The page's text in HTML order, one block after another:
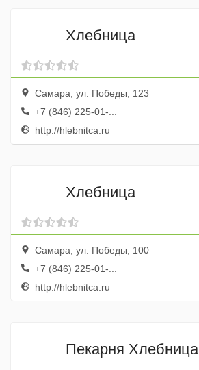
Хлебница
Самара, ул. Победы, 123
+7 (846) 225-01-...
http://hlebnitca.ru
Хлебница
Самара, ул. Победы, 100
+7 (846) 225-01-...
http://hlebnitca.ru
Пекарня Хлебница